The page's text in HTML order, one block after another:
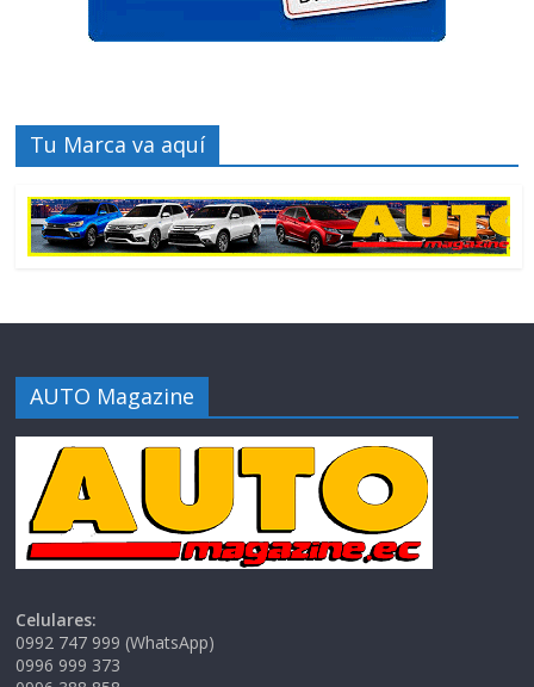
Tu Marca va aquí
AUTO Magazine
Celulares:
0992 747 999 (WhatsApp)
0996 999 373